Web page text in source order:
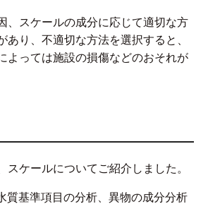
、スケールの成分に応じて適切な方
あり、不適切な方法を選択すると、
よっては施設の損傷などのおそれが
スケールについてご紹介しました。
質基準項目の分析、異物の成分分析